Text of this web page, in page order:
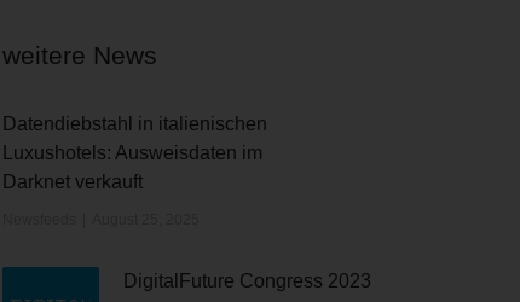
weitere News
Datendiebstahl in italienischen
Luxushotels: Ausweisdaten im
Darknet verkauft
DigitalFuture Congress 2023